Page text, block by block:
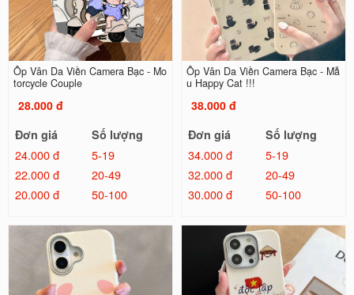
Ốp Vân Da Viền Camera Bạc - Mo
torcycle Couple
28.000 đ
Đơn giá
Số lượng
24.000 đ
5-19
22.000 đ
20-49
20.000 đ
50-100
Ốp Vân Da Viền Camera Bạc - Mẫ
u Happy Cat !!!
38.000 đ
Đơn giá
Số lượng
34.000 đ
5-19
32.000 đ
20-49
30.000 đ
50-100